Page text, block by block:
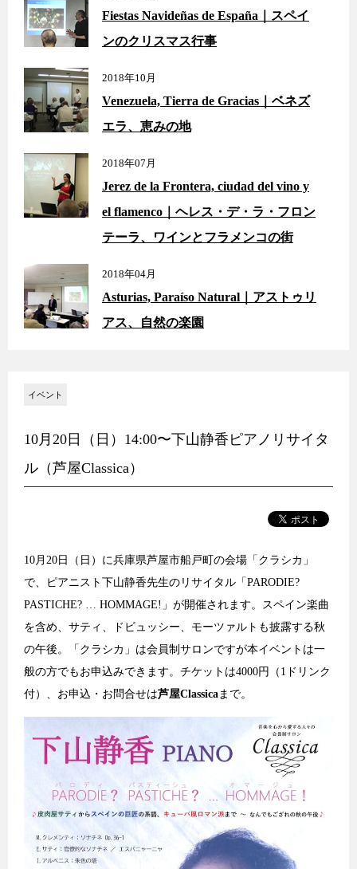
Fiestas Navideñas de España｜スペイ
ンのクリスマス行事
2018年10月
Venezuela, Tierra de Gracias｜ベネズ
エラ、恵みの地
2018年07月
Jerez de la Frontera, ciudad del vino y
el flamenco｜ヘレス・デ・ラ・フロン
テーラ、ワインとフラメンコの街
2018年04月
Asturias, Paraíso Natural｜アストゥリ
アス、自然の楽園
イベント
10月20日（日）14:00〜下山静香ピアノリサイタ
ル（芦屋Classica）
10月20日（日）に兵庫県芦屋市船戸町の会場「クラシカ」
で、ピアニスト下山静香先生のリサイタル「PARODIE?
PASTICHE? … HOMMAGE!」が開催されます。スペイン楽曲
を含め、サティ、ドビュッシー、モーツァルトも披露する秋
の午後。「クラシカ」は会員制サロンですが本イベントは一
般の方でもお申込みできます。チケットは4000円（1ドリンク
付）、お申込・お問合せは芦屋Classicaまで。